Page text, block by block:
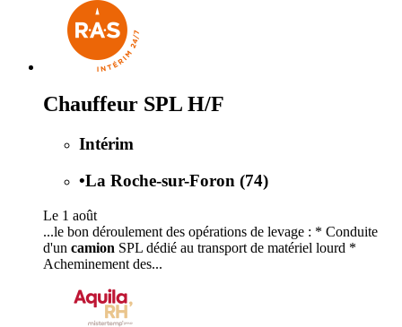
Chauffeur SPL H/F
Intérim
•La Roche-sur-Foron (74)
Le 1 août
...le bon déroulement des opérations de levage : * Conduite
d'un camion SPL dédié au transport de matériel lourd *
Acheminement des...